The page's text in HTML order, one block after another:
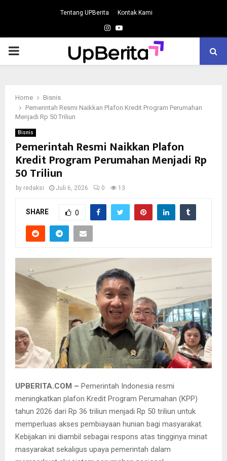
Tentang UPBerita Kontak Kami
Instagram
Youtube
PRIMARY
Home
Bisnis
Pemerintah Resmi Naikkan Plafon Kredit Program Perumahan
Menjadi Rp 50 Triliun
Bisnis
Pemerintah Resmi Naikkan Plafon
Kredit Program Perumahan Menjadi Rp
50 Triliun
by redaksi Juli 6, 2026 0 13
SHARE 0
UPBERITA.COM – Pemerintah Indonesia resmi
meningkatkan plafon Kredit Program Perumahan (KPP)
tahun 2026 dari Rp 36 triliun menjadi Rp 50 triliun untuk
memperluas akses pembiayaan hunian bagi masyarakat.
Kebijakan ini diambil sebagai respons atas tingginya minat
masyarakat sekaligus upaya pemerintah dalam